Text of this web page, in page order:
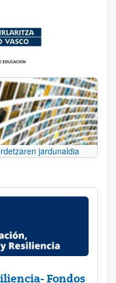
jardunaldia
Fondos